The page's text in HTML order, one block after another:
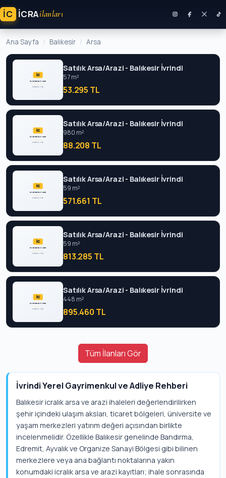
İC ICRAilanları
Ana Sayfa Balıkesir Arsa
Satılık Arsa/Arazi - Balıkesir İvrindi
57 m²
53.295 TL
Satılık Arsa/Arazi - Balıkesir İvrindi
980 m²
88.208 TL
Satılık Arsa/Arazi - Balıkesir İvrindi
59 m²
571.661 TL
Satılık Arsa/Arazi - Balıkesir İvrindi
59 m²
813.285 TL
Satılık Arsa/Arazi - Balıkesir İvrindi
448 m²
895.460 TL
Tüm İlanları Gör
İvrindi Yerel Gayrimenkul ve Adliye Rehberi
Balıkesir icralık arsa ve arazi ihaleleri değerlendirilirken
şehir içindeki ulaşım aksları, ticaret bölgeleri, üniversite ve
yaşam merkezleri yatırım değeri açısından birlikte
incelenmelidir. Özellikle Balıkesir genelinde Bandırma,
Edremit, Ayvalık ve Organize Sanayi Bölgesi gibi bilinen
merkezlere veya ana bağlantı noktalarına yakın
konumdaki icralık arsa ve arazi kayıtları; ihale sonrasında